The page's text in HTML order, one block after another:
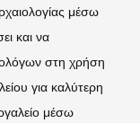
μέσω
και να
στη χρήση
για καλύτερη
μέσω